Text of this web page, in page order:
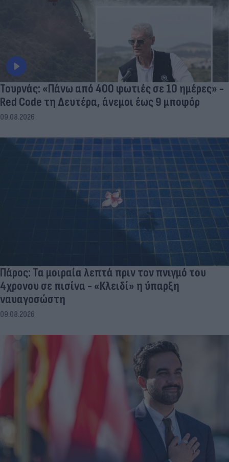
Τουρνάς: «Πάνω από 400 φωτιές σε 10 ημέρες» -
Red Code τη Δευτέρα, άνεμοι έως 9 μποφόρ
09.08.2026
Πάρος: Τα μοιραία λεπτά πριν τον πνιγμό του
4χρονου σε πισίνα - «Κλειδί» η ύπαρξη
ναυαγοσώστη
09.08.2026